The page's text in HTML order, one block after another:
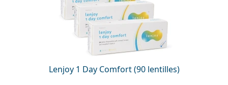
Lenjoy 1 Day Comfort (90 lentilles)